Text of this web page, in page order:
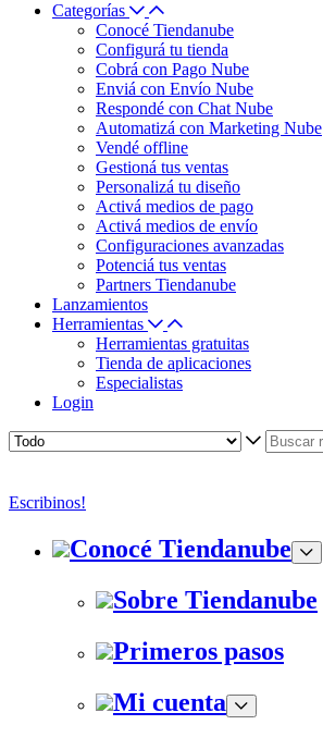
Categorías
Conocé Tiendanube
Configurá tu tienda
Cobrá con Pago Nube
Enviá con Envío Nube
Respondé con Chat Nube
Automatizá con Marketing Nube
Vendé offline
Gestioná tus ventas
Personalizá tu diseño
Activá medios de pago
Activá medios de envío
Configuraciones avanzadas
Potenciá tus ventas
Partners Tiendanube
Lanzamientos
Herramientas
Herramientas gratuitas
Tienda de aplicaciones
Especialistas
Login
Escribinos!
Conocé Tiendanube
Sobre Tiendanube
Primeros pasos
Mi cuenta